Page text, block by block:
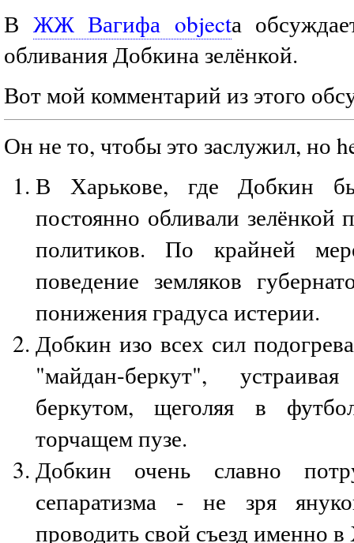
В ЖЖ Вагифа objectа
обливания Добкина зелёнкой.
Вот мой комментарий из этого
Он не то, чтобы это заслужил, но
В Харькове, где Добкин
постоянно обливали зелёнкой
политиков. По крайней
поведение земляков
понижения градуса истерии.
Добкин изо всех сил
"майдан-беркут",
беркутом, щеголяя в
торчащем пузе.
Добкин очень славно
сепаратизма - не зря
проводить свой съезд именно в